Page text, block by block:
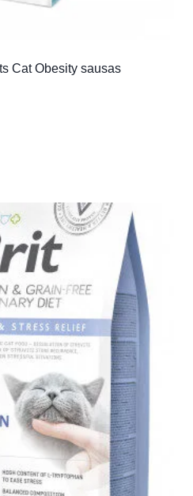
Cat Obesity sausas